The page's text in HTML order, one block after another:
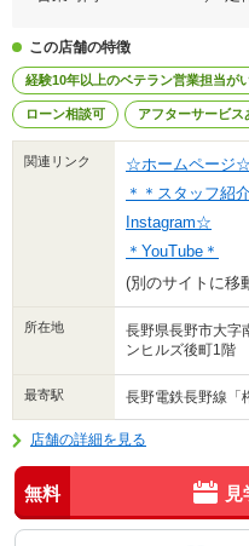
この店舗の特徴
経験10年以上のベテラン営業担当が
ローン相談可 アフターサービス
関連リンク
☆ホームページ☆
＊＊スタッフ紹
Instagram☆
＊YouTube＊
(別のサイトに移
所在地
長野県長野市大字
ンヒルズ後町1階
最寄駅 長野電鉄長野線「
店舗の詳細を見る
無料